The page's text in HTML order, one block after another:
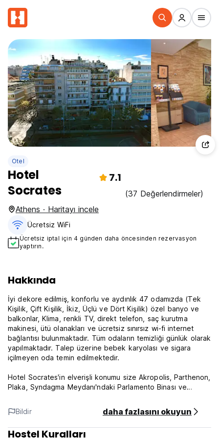
Otel
Hotel
Socrates
7.1
(37 Değerlendirmeler)
Athens · Haritayı incele
Ücretsiz WiFi
Ücretsiz iptal için 4 günden daha öncesinden rezervasyon
yaptırın.
Hakkında
İyi dekore edilmiş, konforlu ve aydınlık 47 odamızda (Tek
Kişilik, Çift Kişilik, İkiz, Üçlü ve Dört Kişilik) özel banyo ve
balkonlar, Klima, renkli TV, direkt telefon, saç kurutma
makinesi, ütü olanakları ve ücretsiz sınırsız wi-fi internet
bağlantısı bulunmaktadır. Tüm odaların temizliği günlük olarak
yapılmaktadır. Talep üzerine bebek karyolası ve sigara
içilmeyen oda temin edilmektedir.
Hotel Socrates'in elverişli konumu size Akropolis, Parthenon,
Plaka, Syndagma Meydanı'ndaki Parlamento Binası ve
sunar.
Otelin restoranında ayrıca gün boyunca ve akşam boyunca
ızgara spesiyaliteleri ve ev yapımı Yunan yemekleri dahil
Bildir daha fazlasını okuyun
Hostel Kuralları